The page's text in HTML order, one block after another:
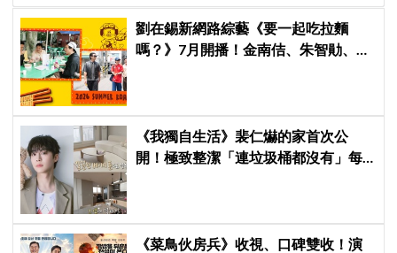
劉在錫新網路綜藝《要一起吃拉麵
嗎？》7月開播！金南佶、朱智勛、尹
《我獨自生活》裴仁爀的家首次公
開！極致整潔「連垃圾桶都沒有」每
《菜鳥伙房兵》收視、口碑雙收！演